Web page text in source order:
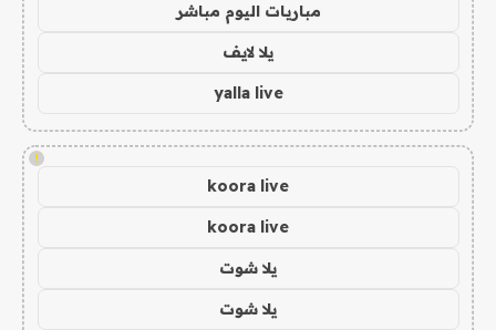
مباريات اليوم مباشر
يلا لايف
yalla live
!
koora live
koora live
يلا شوت
يلا شوت